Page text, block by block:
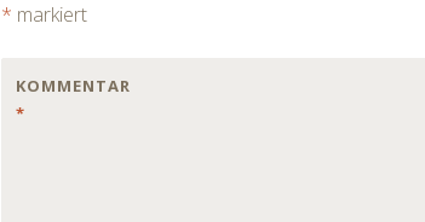
* markiert
KOMMENTAR
*